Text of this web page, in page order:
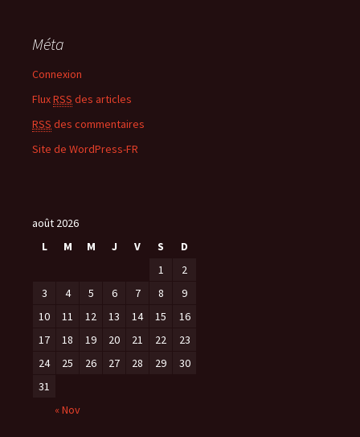
Méta
Connexion
FluxRSS des articles
RSS des commentaires
Site de WordPress-FR
août 2026
L
M M J V S D
« Nov
1
2
3
4 5 6 7 8
9
10
11 12 13 14 15
16
17
18 19 20 21 22
23
24
25 26 27 28 29
30
31